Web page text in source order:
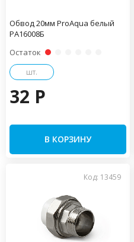
Обвод 20мм ProAqua белый
PA16008Б
Остаток
шт.
32 P
В КОРЗИНУ
Код: 13459